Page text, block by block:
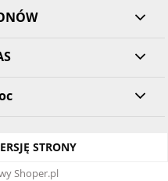
STRONY
Shoper.pl